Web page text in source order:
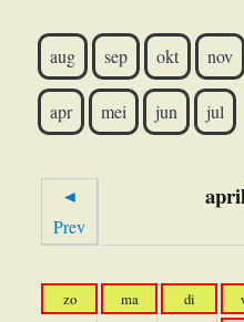
aug sep okt nov
apr mei jun jul
◄
Prev
zo ma di